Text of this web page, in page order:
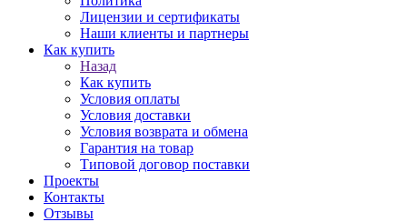
Лицензии и сертификаты
Наши клиенты и партнеры
Как купить
Назад
Как купить
Условия оплаты
Условия доставки
Условия возврата и обмена
Гарантия на товар
Типовой договор поставки
Проекты
Контакты
Отзывы